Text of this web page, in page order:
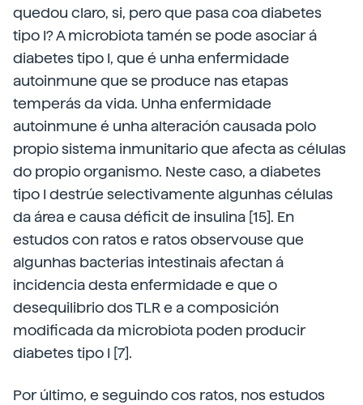
quedou claro, si, pero que pasa coa diabetes
tipo I? A microbiota tamén se pode asociar á
diabetes tipo I, que é unha enfermidade
autoinmune que se produce nas etapas
temperás da vida. Unha enfermidade
autoinmune é unha alteración causada polo
propio sistema inmunitario que afecta as células
do propio organismo. Neste caso, a diabetes
tipo I destrúe selectivamente algunhas células
da área e causa déficit de insulina [15]. En
estudos con ratos e ratos observouse que
algunhas bacterias intestinais afectan á
incidencia desta enfermidade e que o
desequilibrio dos TLR e a composición
modificada da microbiota poden producir
diabetes tipo I [7].
Por último, e seguindo cos ratos, nos estudos